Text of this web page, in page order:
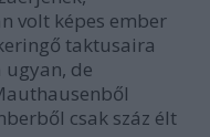
volt képes ember
taktusaira
ugyan, de
csak száz élt